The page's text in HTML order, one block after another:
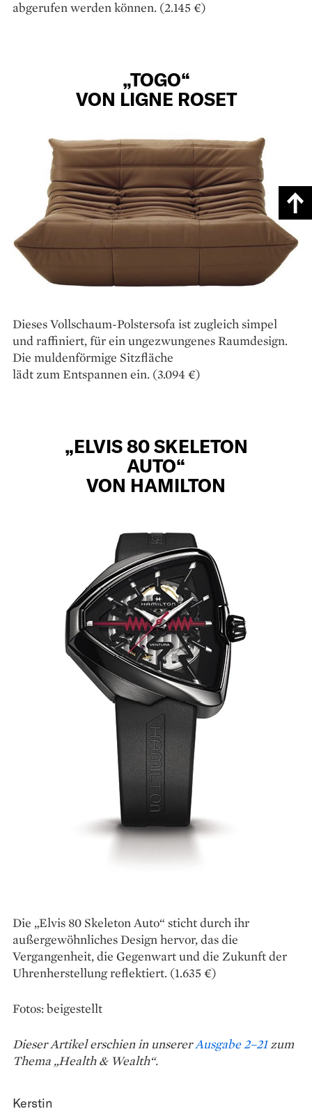
abgerufen werden können. (2.145 €)
„TOGO“
VON LIGNE ROSET
Dieses Vollschaum-Polstersofa ist zugleich simpel
und raffiniert, für ein ungezwungenes Raumdesign.
Die muldenförmige Sitzfläche
lädt zum Entspannen ein. (3.094 €)
„ELVIS 80 SKELETON
AUTO“
VON HAMILTON
Die „Elvis 80 Skeleton Auto“ sticht durch ihr
außergewöhnliches Design hervor, das die
Vergangenheit, die Gegenwart und die Zukunft der
Uhrenherstellung reflektiert. (1.635 €)
Fotos: beigestellt
Dieser Artikel erschien in unsererAusgabe 2–21zum
Thema „Health & Wealth“.
Kerstin